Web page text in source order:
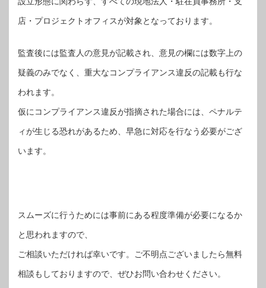
店・プロジェクトオフィスが対象となっております。
監査後には監査人の意見が記載され、意見の欄には数字上の
疑義のみでなく、重大なコンプライアンス違反の記載も行な
われます。
仮にコンプライアンス違反が指摘された場合には、ペナルテ
ィが生じる恐れがあるため、早急に対応を行なう必要がござ
います。
スムーズに行うためには事前にある程度準備が必要になるか
と思われますので、
ご相談いただければ幸いです。ご不明点ございましたら無料
相談もしておりますので、ぜひお問い合わせください。